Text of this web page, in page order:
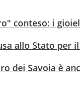
conteso: i
allo Stato per
dei Savoia è